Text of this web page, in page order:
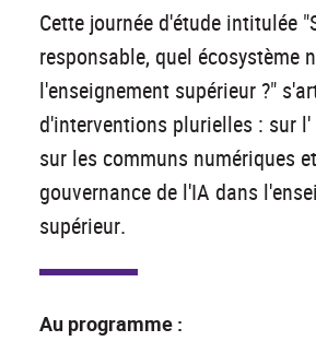
Cette journée d'étude intitulée
responsable, quel écosystème
l'enseignement supérieur ?"
d'interventions plurielles : sur l'
sur les communs numériques
gouvernance de l'IA dans
supérieur.
Au programme :